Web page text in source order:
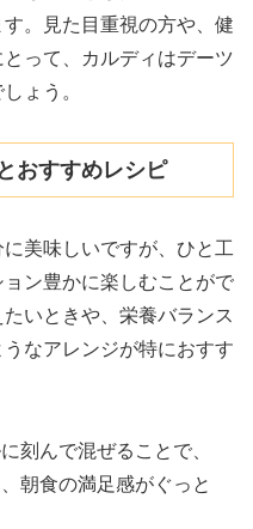
。見た目重視の方や、健
って、カルディはデーツ
ょう。
おすすめレシピ
美味しいですが、ひと工
ン豊かに楽しむことがで
いときや、栄養バランス
なアレンジが特におすす
刻んで混ぜることで、
朝食の満足感がぐっと